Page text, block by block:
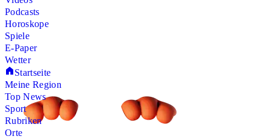
Podcasts
Horoskope
Spiele
E-Paper
Wetter
Startseite
Meine Region
Top News
Sport
Rubriken
Orte